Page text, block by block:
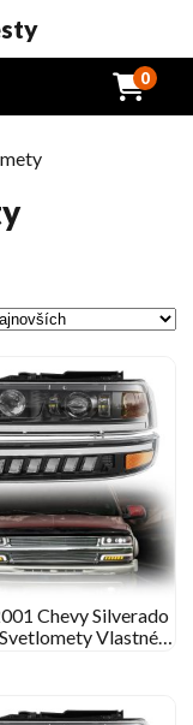
0
Chevy Silverado
Vlastné